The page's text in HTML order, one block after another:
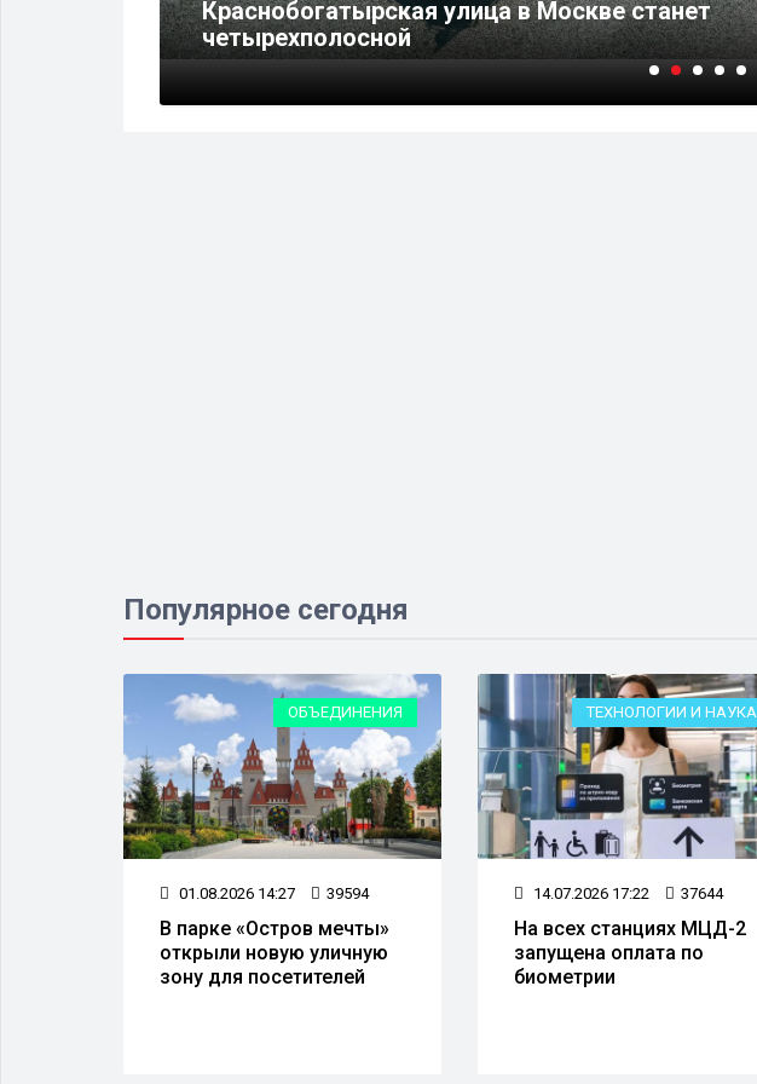
Краснобогатырская улица в Москве станет
четырехполосной
Популярное сегодня
ОБЪЕДИНЕНИЯ
01.08.2026 14:27 39594
В парке «Остров мечты»
открыли новую уличную
зону для посетителей
ТЕХНОЛОГИИ И НАУКА
14.07.2026 17:22 37644
На всех станциях МЦД-2
запущена оплата по
биометрии